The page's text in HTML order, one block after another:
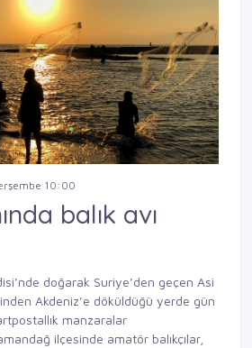
10:00
balık avı
doğarak Suriye’den geçen Asi
Akdeniz’e döküldüğü yerde gün
manzaralar
ilçesinde amatör balıkçılar,